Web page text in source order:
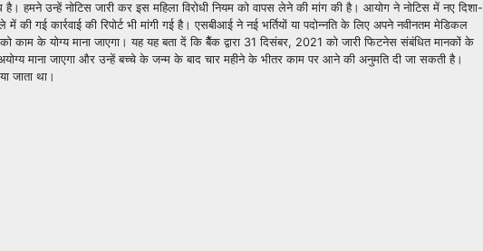
हमने उन्हें नोटिस जारी कर इस महिला विरोधी नियम को वापस लेने की मांग की है। आयोग ने नोटिस में नए दिशा-
गई कार्रवाई की रिपोर्ट भी मांगी गई है। एसबीआई ने नई भर्तियों या पदोन्नति के लिए अपने नवीनतम मेडिकल
काम के योग्य माना जाएगा। यह यह बता दें कि बैैंक द्वारा 31 दिसंबर, 2021 को जारी फिटनेस संबंधित मानकों के
माना जाएगा और उन्हें बच्चे के जन्म के बाद चार महीने के भीतर काम पर आने की अनुमति दी जा सकती है।
जाता था।